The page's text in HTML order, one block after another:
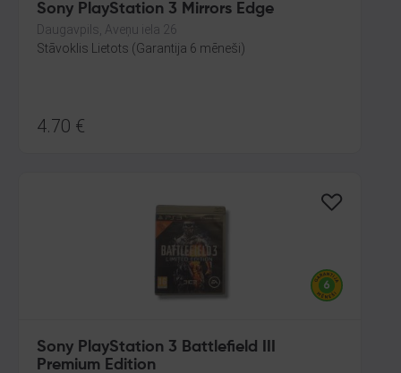
Sony PlayStation 3 Mirrors Edge
Daugavpils, Aveņu iela 26
Stāvoklis Lietots (Garantija 6 mēneši)
4.70 €
Sony PlayStation 3 Battlefield III
Premium Edition